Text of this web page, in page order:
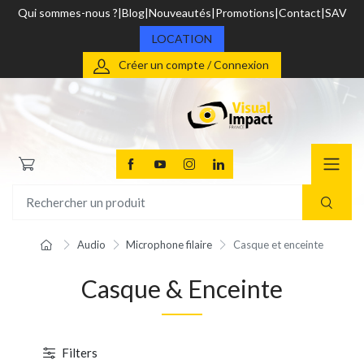
Qui sommes-nous ? Blog Nouveautés Promotions Contact SAV
LOCATION
Créer un compte / Connexion
Audio Microphone filaire Casque et enceinte
Casque & Enceinte
Filters